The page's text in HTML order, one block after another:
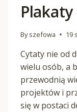
By szefowa 19
Cytaty nie od
wielu osób, a
przewodnią
projektów i
się w postaci